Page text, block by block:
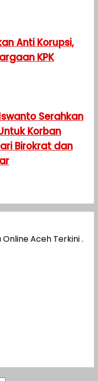
Anti Korupsi,
KPK
Serahkan
Korban
Birokrat dan
Aceh Terkini .